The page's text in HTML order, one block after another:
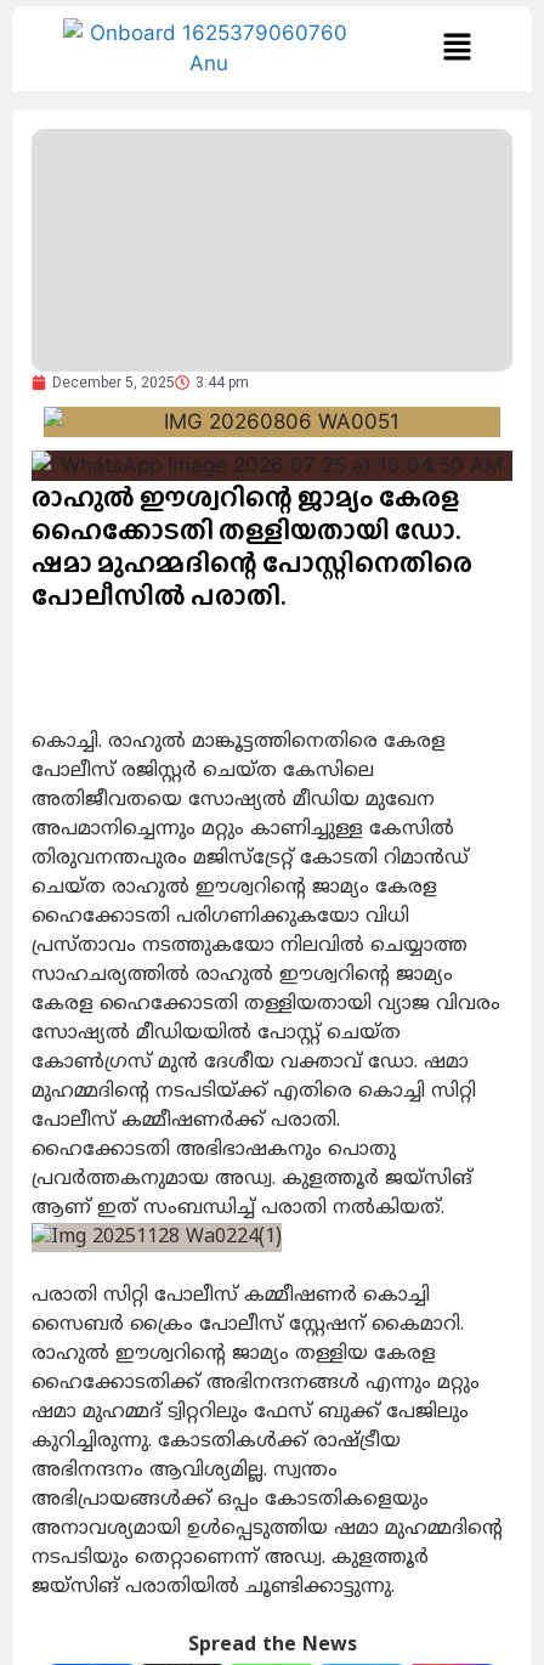
December 5, 2025 3:44 pm
രാഹുൽ ഈശ്വറിന്റെ ജാമ്യം കേരള
ഹൈക്കോടതി തള്ളിയതായി ഡോ.
ഷമാ മുഹമ്മദിന്റെ പോസ്റ്റിനെതിരെ
പോലീസിൽ പരാതി.
കൊച്ചി. രാഹുൽ മാങ്കൂട്ടത്തിനെതിരെ കേരള
പോലീസ് രജിസ്റ്റർ ചെയ്ത കേസിലെ
അതിജീവതയെ സോഷ്യൽ മീഡിയ മുഖേന
അപമാനിച്ചെന്നും മറ്റും കാണിച്ചുള്ള കേസിൽ
തിരുവനന്തപുരം മജിസ്‌ട്രേറ്റ് കോടതി റിമാൻഡ്
ചെയ്ത രാഹുൽ ഈശ്വറിന്റെ ജാമ്യം കേരള
ഹൈക്കോടതി പരിഗണിക്കുകയോ വിധി
പ്രസ്താവം നടത്തുകയോ നിലവിൽ ചെയ്യാത്ത
സാഹചര്യത്തിൽ രാഹുൽ ഈശ്വറിന്റെ ജാമ്യം
കേരള ഹൈക്കോടതി തള്ളിയതായി വ്യാജ വിവരം
സോഷ്യൽ മീഡിയയിൽ പോസ്റ്റ് ചെയ്ത
കോൺഗ്രസ് മുൻ ദേശീയ വക്താവ് ഡോ. ഷമാ
മുഹമ്മദിന്റെ നടപടിയ്ക്ക് എതിരെ കൊച്ചി സിറ്റി
പോലീസ് കമ്മീഷണർക്ക് പരാതി.
ഹൈക്കോടതി അഭിഭാഷകനും പൊതു
പ്രവർത്തകനുമായ അഡ്വ. കുളത്തൂർ ജയ്‌സിങ്
ആണ് ഇത് സംബന്ധിച്ച് പരാതി നൽകിയത്.
പരാതി സിറ്റി പോലീസ് കമ്മീഷണർ കൊച്ചി
സൈബർ ക്രൈം പോലീസ് സ്റ്റേഷന് കൈമാറി.
രാഹുൽ ഈശ്വറിന്റെ ജാമ്യം തള്ളിയ കേരള
ഹൈക്കോടതിക്ക് അഭിനന്ദനങ്ങൾ എന്നും മറ്റും
ഷമാ മുഹമ്മദ് ട്വിറ്ററിലും ഫേസ് ബുക്ക് പേജിലും
കുറിച്ചിരുന്നു. കോടതികൾക്ക് രാഷ്ട്രീയ
അഭിനന്ദനം ആവിശ്യമില്ല. സ്വന്തം
അഭിപ്രായങ്ങൾക്ക് ഒപ്പം കോടതികളെയും
അനാവശ്യമായി ഉൾപ്പെടുത്തിയ ഷമാ മുഹമ്മദിന്റെ
നടപടിയും തെറ്റാണെന്ന് അഡ്വ. കുളത്തൂർ
ജയ്‌സിങ് പരാതിയിൽ ചൂണ്ടിക്കാട്ടുന്നു.
Spread the News